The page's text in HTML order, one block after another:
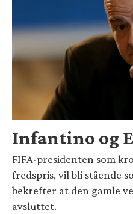
Infantino og
FIFA-presidenten som
fredspris, vil bli stående
bekrefter at den gamle
avsluttet.